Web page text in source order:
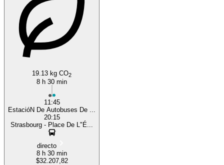
19.13 kg CO2
8 h 30 min
11:45
EstacióN De Autobuses De ...
20:15
Strasbourg - Place De L"É...
directo
8 h 30 min
$32.207,82